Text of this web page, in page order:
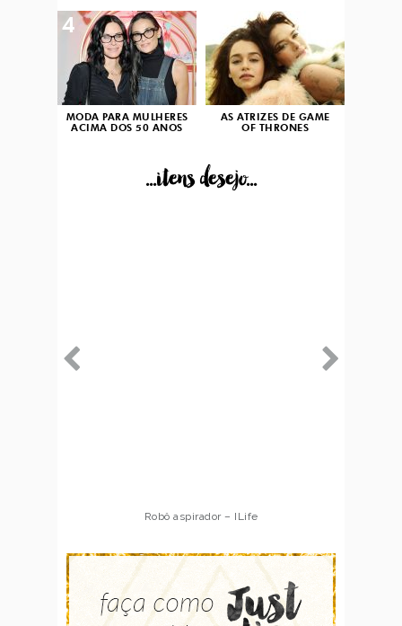
MODA PARA MULHERES
ACIMA DOS 50 ANOS
4
AS ATRIZES DE GAME
OF THRONES
...itens desejo...
Robô aspirador – ILife